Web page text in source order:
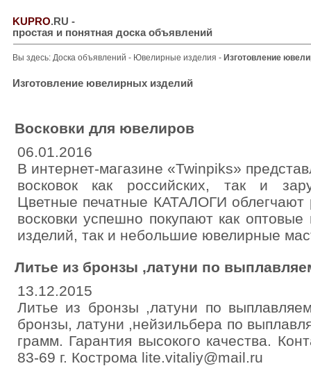
KUPRO.RU -
простая и понятная доска объявлений
Вы здесь: Доска объявлений - Ювелирные изделия - Изготовление
Изготовление ювелирных изделий
Восковки для ювелиров
06.01.2016
В интернет-магазине «Twinpiks»
восковок как российских, так и
Цветные печатные КАТАЛОГИ
восковки успешно покупают как
изделий, так и небольшие ювелирные
Литье из бронзы ,латуни по
13.12.2015
Литье из бронзы ,латуни по
бронзы, латуни ,нейзильбера по
грамм. Гарантия высокого качества.
83-69 г. Кострома lite.vitaliy@mail.ru